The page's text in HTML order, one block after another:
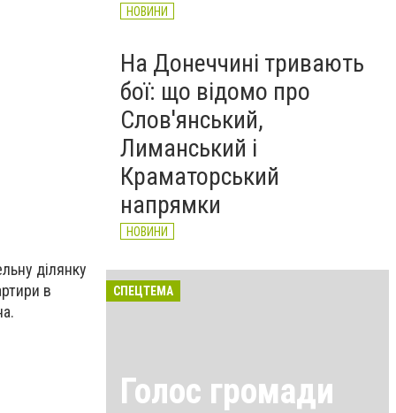
ділянку
в
НОВИНИ
На Донеччині тривають
бої: що відомо про
Слов'янський,
Лиманський і
Краматорський
напрямки
НОВИНИ
СПЕЦТЕМА
Голос громади